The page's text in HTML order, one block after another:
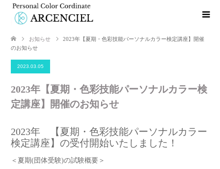
お知らせ
2023年【夏期・色彩技能パーソナルカラー検定講座】開催
のお知らせ
2023.03.05
2023年【夏期・色彩技能パーソナルカラー検
定講座】開催のお知らせ
2023年 【夏期・色彩技能パーソナルカラー
検定講座】の受付開始いたしました！
＜夏期(団体受験)の試験概要＞